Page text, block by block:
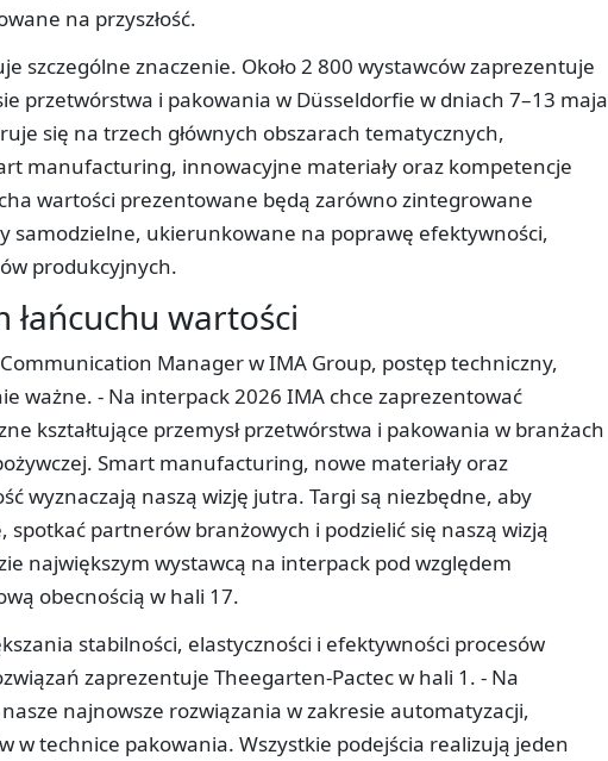
na przyszłość.
szczególne znaczenie. Około 2 800 wystawców zaprezentuje
przetwórstwa i pakowania w Düsseldorfie w dniach 7–13 maja
się na trzech głównych obszarach tematycznych,
manufacturing, innowacyjne materiały oraz kompetencje
wartości prezentowane będą zarówno zintegrowane
samodzielne, ukierunkowane na poprawę efektywności,
produkcyjnych.
łańcuchu wartości
Manager w IMA Group, postęp techniczny,
ważne. - Na interpack 2026 IMA chce zaprezentować
kształtujące przemysł przetwórstwa i pakowania w branżach
Smart manufacturing, nowe materiały oraz
wyznaczają naszą wizję jutra. Targi są niezbędne, aby
spotkać partnerów branżowych i podzielić się naszą wizją
największym wystawcą na interpack pod względem
obecnością w hali 17.
stabilności, elastyczności i efektywności procesów
zaprezentuje Theegarten-Pactec w hali 1. - Na
najnowsze rozwiązania w zakresie automatyzacji,
w technice pakowania. Wszystkie podejścia realizują jeden